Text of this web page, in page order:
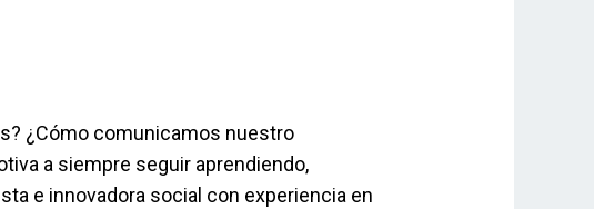
¿Cómo comunicamos nuestro
a siempre seguir aprendiendo,
e innovadora social con experiencia en